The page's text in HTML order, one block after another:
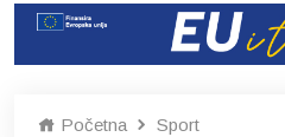
Početna Sport